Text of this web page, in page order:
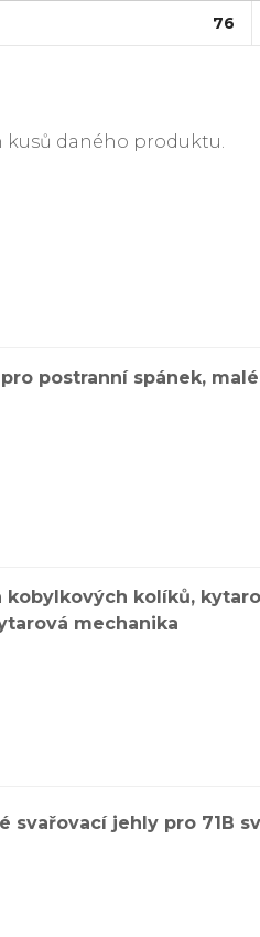
76
kusů daného produktu.
postranní spánek,
kolíků,
mechanika
svařovací jehly pro 71B